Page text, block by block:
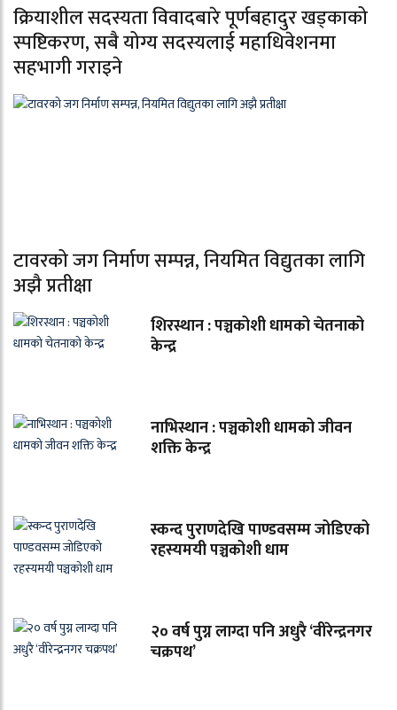
क्रियाशील सदस्यता विवादबारे पूर्णबहादुर खड्काको
स्पष्टिकरण, सबै योग्य सदस्यलाई महाधिवेशनमा
सहभागी गराइने
टावरको जग निर्माण सम्पन्न, नियमित विद्युतका लागि
अझै प्रतीक्षा
शिरस्थान : पञ्चकोशी धामको चेतनाको
केन्द्र
नाभिस्थान : पञ्चकोशी धामको जीवन
शक्ति केन्द्र
स्कन्द पुराणदेखि पाण्डवसम्म जोडिएको
रहस्यमयी पञ्चकोशी धाम
२० वर्ष पुग्न लाग्दा पनि अधुरै ‘वीरेन्द्रनगर
चक्रपथ’